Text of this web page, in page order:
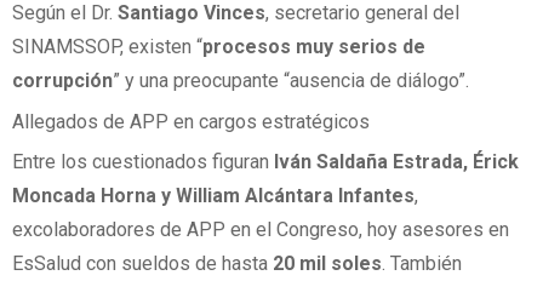
Según el Dr. Santiago Vinces, secretario general del
SINAMSSOP, existen “procesos muy serios de
corrupción” y una preocupante “ausencia de diálogo”.
Allegados de APP en cargos estratégicos
Entre los cuestionados figuran Iván Saldaña Estrada, Érick
Moncada Horna y William Alcántara Infantes,
excolaboradores de APP en el Congreso, hoy asesores en
EsSalud con sueldos de hasta 20 mil soles. También